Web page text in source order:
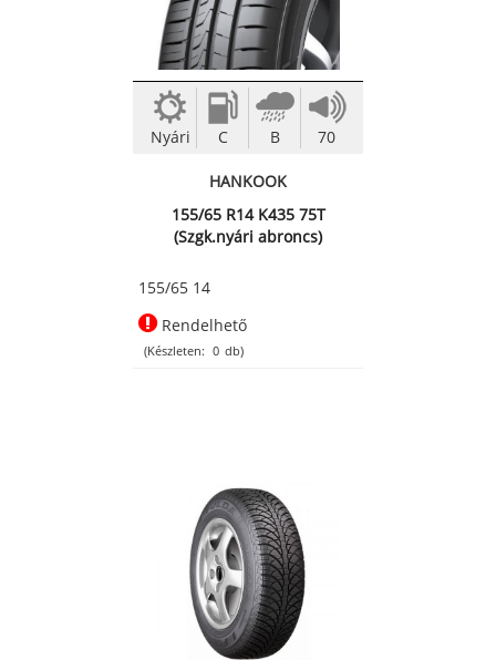
Nyári C B 70
HANKOOK
155/65 R14 K435 75T
(Szgk.nyári abroncs)
155/65 14
Rendelhető
(Készleten: 0 db)